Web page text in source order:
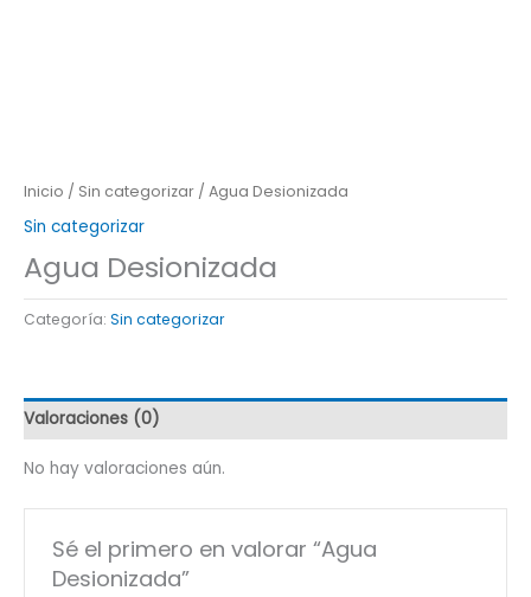
Inicio / Sin categorizar / Agua Desionizada
Sin categorizar
Agua Desionizada
Categoría: Sin categorizar
Valoraciones (0)
No hay valoraciones aún.
Sé el primero en valorar “Agua
Desionizada”